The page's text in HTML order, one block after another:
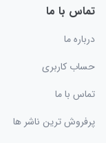
تماس با ما
درباره ما
حساب کاربری
تماس با ما
پرفروش ترین ناشر ها